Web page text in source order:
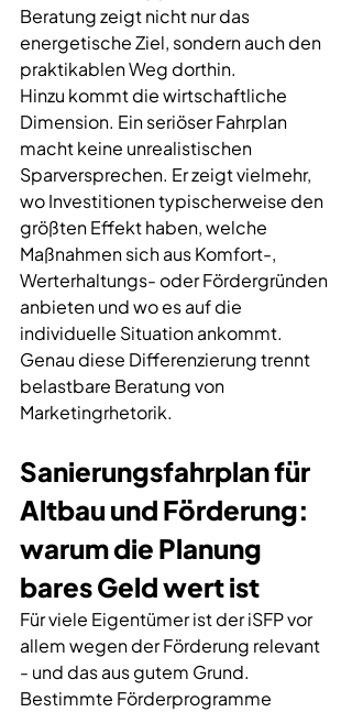
Beratung zeigt nicht nur das
energetische Ziel, sondern auch den
praktikablen Weg dorthin.
Hinzu kommt die wirtschaftliche
Dimension. Ein seriöser Fahrplan
macht keine unrealistischen
Sparversprechen. Er zeigt vielmehr,
wo Investitionen typischerweise den
größten Effekt haben, welche
Maßnahmen sich aus Komfort-,
Werterhaltungs- oder Fördergründen
anbieten und wo es auf die
individuelle Situation ankommt.
Genau diese Differenzierung trennt
belastbare Beratung von
Marketingrhetorik.
Sanierungsfahrplan für
Altbau und Förderung:
warum die Planung
bares Geld wert ist
Für viele Eigentümer ist der iSFP vor
allem wegen der Förderung relevant
- und das aus gutem Grund.
Bestimmte Förderprogramme